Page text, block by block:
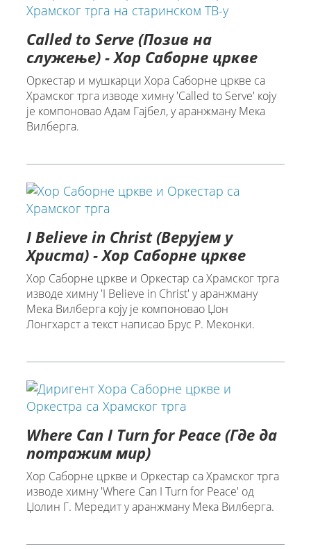
Called to Serve (Позив на
служење) - Хор Саборне цркве
Оркестар и мушкарци Хора Саборне цркве са
Храмског трга изводе химну 'Called to Serve' коју
је компоновао Адам Гајбел, у аранжману Мека
Вилберга.
I Believe in Christ (Верујем у
Христа) - Хор Саборне цркве
Хор Саборне цркве и Оркестар са Храмског трга
изводе химну 'I Believe in Christ' у аранжману
Мека Вилберга коју је компоновао Џон
Лонгхарст а текст написао Брус Р. Меконки.
Where Can I Turn for Peace (Где да
потражим мир)
Хор Саборне цркве и Оркестар са Храмског трга
изводе химну 'Where Can I Turn for Peace' од
Џолин Г. Мередит у аранжману Мека Вилберга.